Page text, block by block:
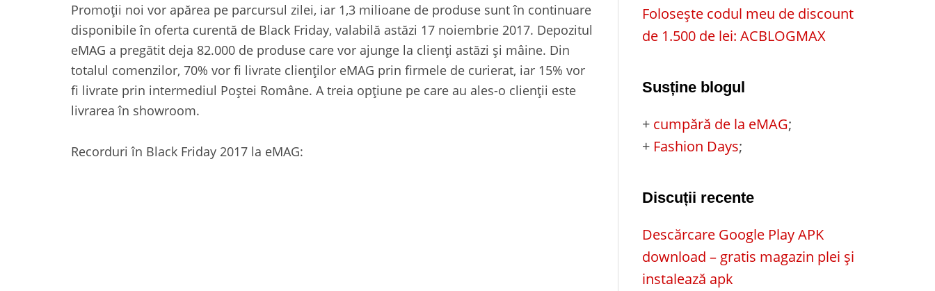
Promoții noi vor apărea pe parcursul zilei, iar 1,3 milioane de produse sunt în continuare
disponibile în oferta curentă de Black Friday, valabilă astăzi 17 noiembrie 2017. Depozitul
eMAG a pregătit deja 82.000 de produse care vor ajunge la clienți astăzi și mâine. Din
totalul comenzilor, 70% vor fi livrate clienților eMAG prin firmele de curierat, iar 15% vor
fi livrate prin intermediul Poștei Române. A treia opțiune pe care au ales-o clienții este
livrarea în showroom.
Recorduri în Black Friday 2017 la eMAG:
Folosește codul meu de discount
de 1.500 de lei: ACBLOGMAX
Susține blogul
+ cumpără de la eMAG;
+ Fashion Days;
Discuții recente
Descărcare Google Play APK
download – gratis magazin plei și
instalează apk